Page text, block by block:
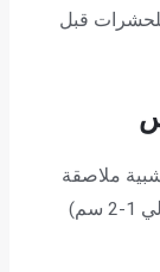
للحشرات قبل
ملاصقة
تماماً للجدران؛ اترك فراغاً بسيطاً (حوالي 1-2 سم)